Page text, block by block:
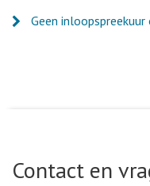
Geen
Contact en